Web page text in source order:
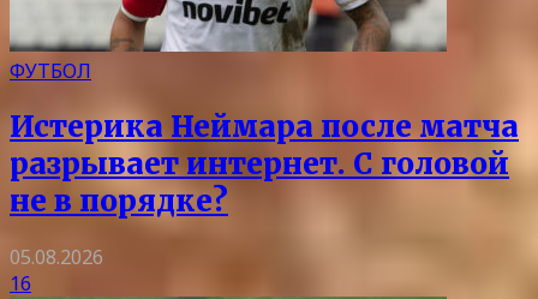
ФУТБОЛ
Истерика Неймара после матча
разрывает интернет. С головой
не в порядке?
05.08.2026
16